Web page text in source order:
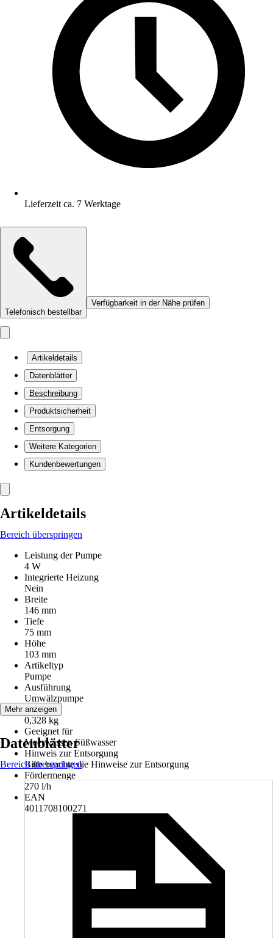
Lieferzeit ca. 7 Werktage
Telefonisch bestellbar
Verfügbarkeit in der Nähe prüfen
Artikeldetails
Datenblätter
Beschreibung
Produktsicherheit
Entsorgung
Weitere Kategorien
Kundenbewertungen
Artikeldetails
Bereich überspringen
Leistung der Pumpe
4 W
Integrierte Heizung
Nein
Breite
146 mm
Tiefe
75 mm
Höhe
103 mm
Artikeltyp
Pumpe
Ausführung
Umwälzpumpe
Gewicht
0,328 kg
Geeignet für
Meerwasser, Süßwasser
Hinweis zur Entsorgung
Bitte beachte die Hinweise zur Entsorgung
Fördermenge
270 l/h
EAN
4011708100271
Mehr anzeigen
Datenblätter
Bereich überspringen